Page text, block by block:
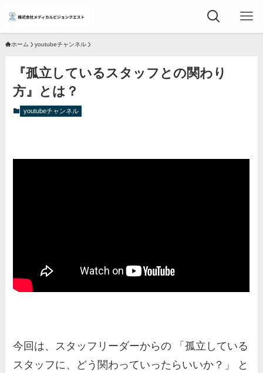
ホーム youtubeチャンネル
『孤立しているスタッフとの関わり
方』とは？
youtubeチャンネル
今回は、スタッフリーダーからの 「孤立している
スタッフに、どう関わっていったらいいか？」 と